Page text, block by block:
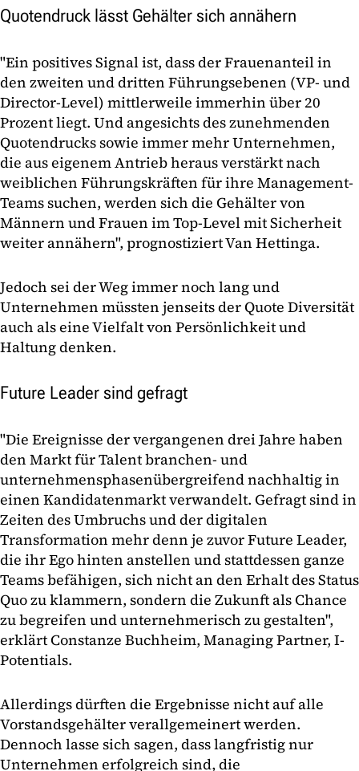
Quotendruck lässt Gehälter sich annähern
"Ein positives Signal ist, dass der Frauenanteil in
den zweiten und dritten Führungsebenen (VP- und
Director-Level) mittlerweile immerhin über 20
Prozent liegt. Und angesichts des zunehmenden
Quotendrucks sowie immer mehr Unternehmen,
die aus eigenem Antrieb heraus verstärkt nach
weiblichen Führungskräften für ihre Management-
Teams suchen, werden sich die Gehälter von
Männern und Frauen im Top-Level mit Sicherheit
weiter annähern", prognostiziert Van Hettinga.
Jedoch sei der Weg immer noch lang und
Unternehmen müssten jenseits der Quote Diversität
auch als eine Vielfalt von Persönlichkeit und
Haltung denken.
Future Leader sind gefragt
"Die Ereignisse der vergangenen drei Jahre haben
den Markt für Talent branchen- und
unternehmensphasenübergreifend nachhaltig in
einen Kandidatenmarkt verwandelt. Gefragt sind in
Zeiten des Umbruchs und der digitalen
Transformation mehr denn je zuvor Future Leader,
die ihr Ego hinten anstellen und stattdessen ganze
Teams befähigen, sich nicht an den Erhalt des Status
Quo zu klammern, sondern die Zukunft als Chance
zu begreifen und unternehmerisch zu gestalten",
erklärt Constanze Buchheim, Managing Partner, I-
Potentials.
Allerdings dürften die Ergebnisse nicht auf alle
Vorstandsgehälter verallgemeinert werden.
Dennoch lasse sich sagen, dass langfristig nur
Unternehmen erfolgreich sind, die